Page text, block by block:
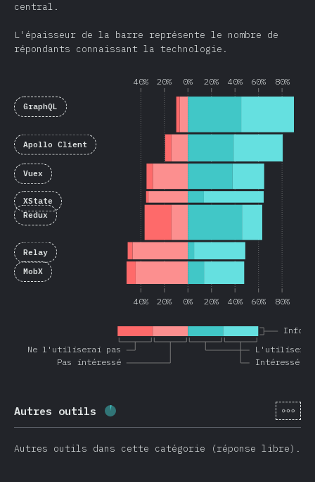
central.
L'épaisseur de la barre représente le nombre de
répondants connaissant la technologie.
Ne l'utiliserai pas
Pas intéressé
L'utiliserai
Intéressé
40% 20% 0% 20% 40% 60% 80%
40% 20% 0% 20% 40% 60% 80%
GraphQL
Apollo Client
Vuex
XState
Redux
Relay
MobX
Autres outils Progression: [fr-
Autres outils dans cette catégorie (réponse libre).